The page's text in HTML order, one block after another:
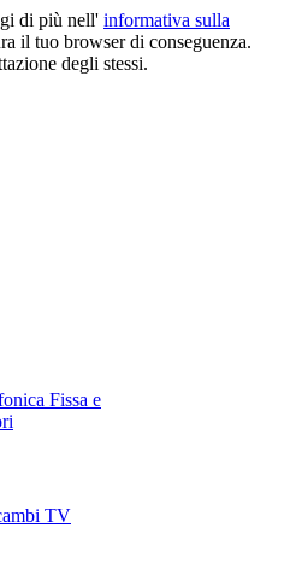
di più nell' informativa sulla
il tuo browser di conseguenza.
degli stessi.
Fissa e
TV